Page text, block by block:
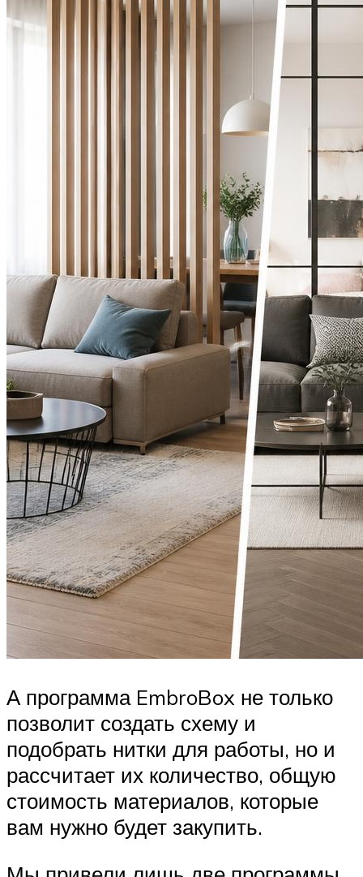
А программа EmbroBox не только
позволит создать схему и
подобрать нитки для работы, но и
рассчитает их количество, общую
стоимость материалов, которые
вам нужно будет закупить.